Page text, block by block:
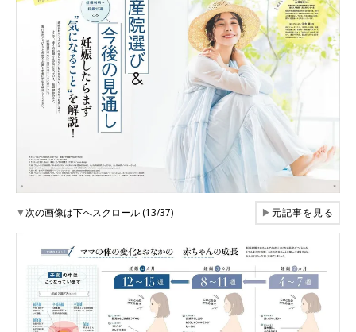
▼次の画像は下へスクロール (13/37) ▶元記事を見る